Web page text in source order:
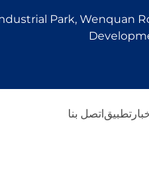
Park, Wenquan
تطبيقاتصل بنا